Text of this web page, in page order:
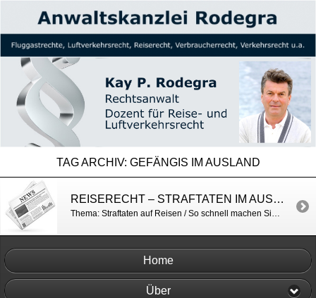
TAG ARCHIV: GEFÄNGIS IM AUSLAND
REISERECHT – STRAFTATEN IM AUSLAND / BILD
Thema: Straftaten auf Reisen / So schnell machen Sie sich im Ausland strafbar http://www.bild.de/bild-plus/reise/2014/verbrechen/ausland-strafbar-souvenirs-fotografieren-38411948.bild.html
Home
Über